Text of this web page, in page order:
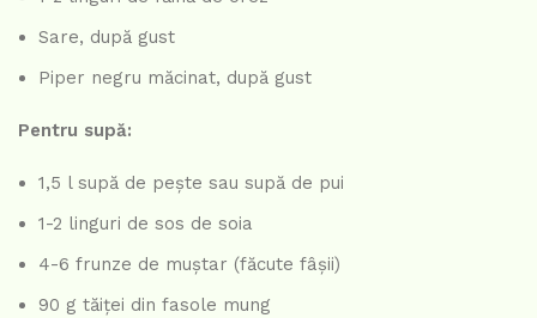
Sare, după gust
Piper negru măcinat, după gust
Pentru supă:
1,5 l supă de pește sau supă de pui
1-2 linguri de sos de soia
4-6 frunze de muștar (făcute fâșii)
90 g tăiței din fasole mung